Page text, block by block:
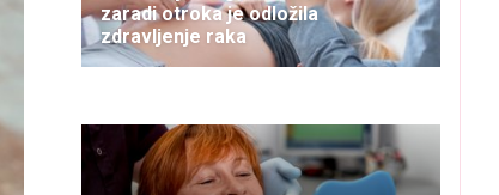
zaradi otroka je odložila
zdravljenje raka